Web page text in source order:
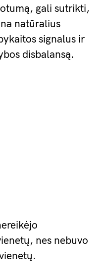
gali sutrikti,
natūralius
signalus ir
disbalansą.
nes nebuvo